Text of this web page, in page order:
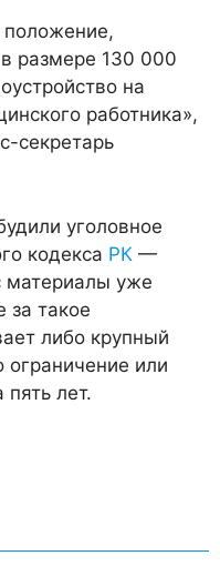
положение,
размере 130 000
на
работника»,
секретарь
уголовное
кодекса РК —
материалы уже
за такое
либо крупный
или
лет.